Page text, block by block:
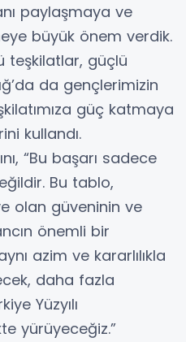
paylaşmaya ve
büyük önem verdik.
teşkilatlar, güçlü
da gençlerimizin
güç katmaya
kullandı.
“Bu başarı sadece
Bu tablo,
olan güveninin ve
önemli bir
azim ve kararlılıkla
daha fazla
Yüzyılı
yürüyeceğiz.”